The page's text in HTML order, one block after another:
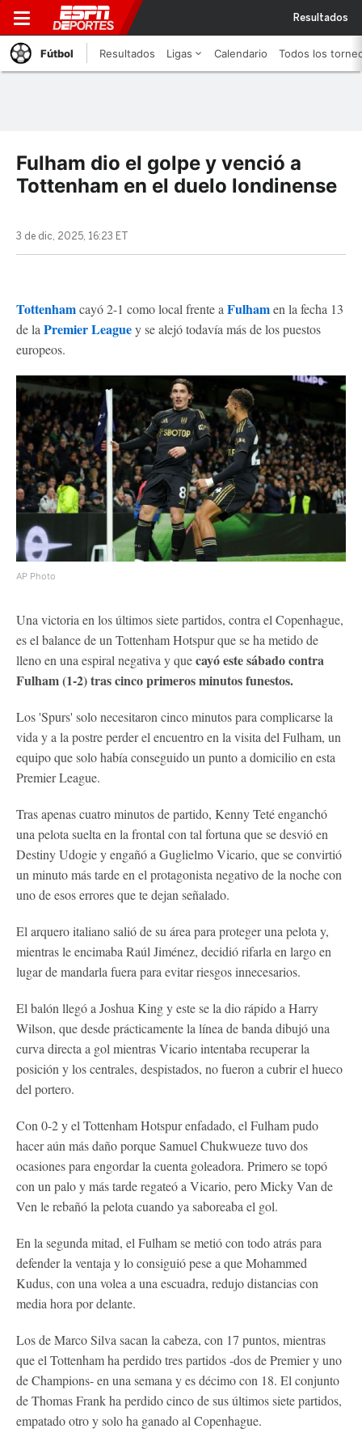
Resultados
Fútbol Resultados Ligas Calendario Todos los
Fulham dio el golpe y venció a
Tottenham en el duelo londinense
3 de dic, 2025, 16:23 ET
Tottenhamcayó 2-1 como local frente a Fulhamen la fecha 13
de la Premier Leaguey se alejó todavía más de los puestos
europeos.
AP Photo
Una victoria en los últimos siete partidos, contra el Copenhague,
es el balance de un Tottenham Hotspur que se ha metido de
lleno en una espiral negativa y quecayó este sábado contra
Fulham (1-2) tras cinco primeros minutos funestos.
Los 'Spurs' solo necesitaron cinco minutos para complicarse la
vida y a la postre perder el encuentro en la visita del Fulham, un
equipo que solo había conseguido un punto a domicilio en esta
Premier League.
Tras apenas cuatro minutos de partido, Kenny Teté enganchó
una pelota suelta en la frontal con tal fortuna que se desvió en
Destiny Udogie y engañó a Guglielmo Vicario, que se convirtió
un minuto más tarde en el protagonista negativo de la noche con
uno de esos errores que te dejan señalado.
El arquero italiano salió de su área para proteger una pelota y,
mientras le encimaba Raúl Jiménez, decidió rifarla en largo en
lugar de mandarla fuera para evitar riesgos innecesarios.
El balón llegó a Joshua King y este se la dio rápido a Harry
Wilson, que desde prácticamente la línea de banda dibujó una
curva directa a gol mientras Vicario intentaba recuperar la
posición y los centrales, despistados, no fueron a cubrir el hueco
del portero.
Con 0-2 y el Tottenham Hotspur enfadado, el Fulham pudo
hacer aún más daño porque Samuel Chukwueze tuvo dos
ocasiones para engordar la cuenta goleadora. Primero se topó
con un palo y más tarde regateó a Vicario, pero Micky Van de
Ven le rebañó la pelota cuando ya saboreaba el gol.
En la segunda mitad, el Fulham se metió con todo atrás para
defender la ventaja y lo consiguió pese a que Mohammed
Kudus, con una volea a una escuadra, redujo distancias con
media hora por delante.
Los de Marco Silva sacan la cabeza, con 17 puntos, mientras
que el Tottenham ha perdido tres partidos -dos de Premier y uno
de Champions- en una semana y es décimo con 18. El conjunto
de Thomas Frank ha perdido cinco de sus últimos siete partidos,
empatado otro y solo ha ganado al Copenhague.